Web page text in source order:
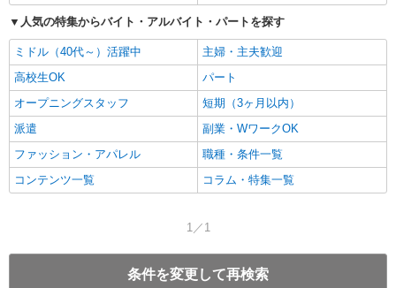
人気の特集からバイト・アルバイト・パートを探す
ミドル（40代～）活躍中
主婦・主夫歓迎
高校生OK
パート
オープニングスタッフ
短期（3ヶ月以内）
派遣
副業・WワークOK
ファッション・アパレル
職種・条件一覧
コンテンツ一覧
コラム・特集一覧
1／1
条件を変更して再検索